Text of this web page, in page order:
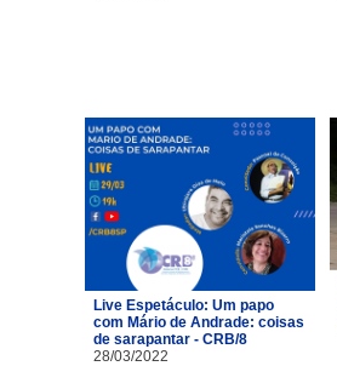
Live Espetáculo: Um papo
com Mário de Andrade: coisas
de sarapantar - CRB/8
28/03/2022